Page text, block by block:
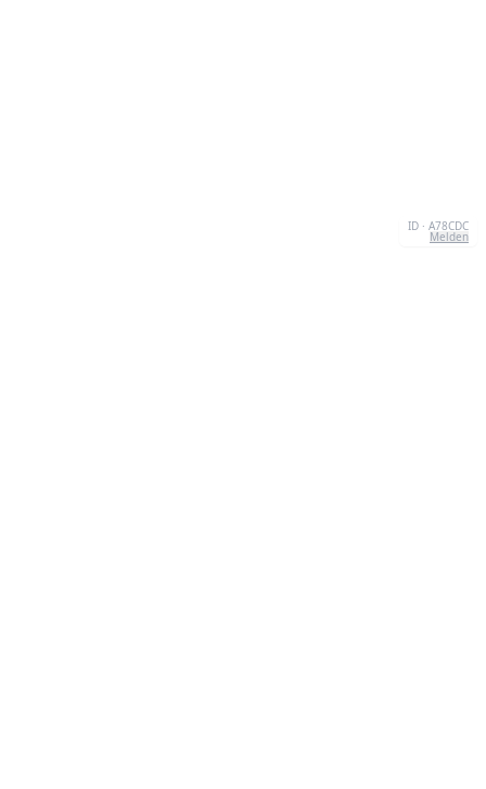
ID · A78CDC
Melden